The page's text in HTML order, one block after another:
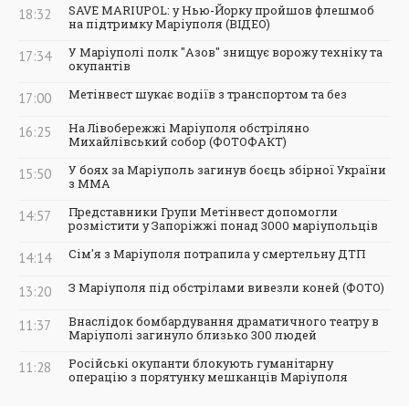
18:32
SAVE MARIUPOL: у Нью-Йорку пройшов флешмоб
на підтримку Маріуполя (ВІДЕО)
17:34
У Маріуполі полк "Азов" знищує ворожу техніку та
окупантів
17:00 Метінвест шукає водіїв з транспортом та без
16:25
На Лівобережжі Маріуполя обстріляно
Михайлівський собор (ФОТОФАКТ)
15:50
У боях за Маріуполь загинув боєць збірної України
з ММА
14:57
Представники Групи Метінвест допомогли
розмістити у Запоріжжі понад 3000 маріупольців
14:14 Сім'я з Маріуполя потрапила у смертельну ДТП
13:20 З Маріуполя під обстрілами вивезли коней (ФОТО)
11:37
Внаслідок бомбардування драматичного театру в
Маріуполі загинуло близько 300 людей
11:28
Російські окупанти блокують гуманітарну
операцію з порятунку мешканців Маріуполя